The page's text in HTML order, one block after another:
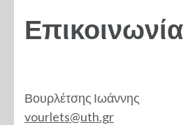
Επικοινωνία
Βουρλέτσης Ιωάννης
vourlets@uth.gr